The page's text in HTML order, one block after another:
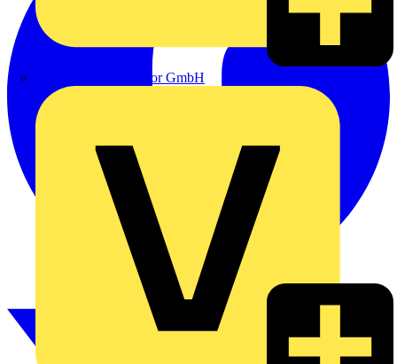
eldis electro distributor GmbH